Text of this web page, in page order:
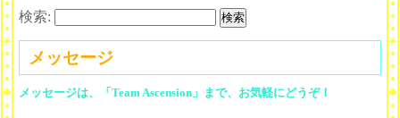
検索:
メッセージ
メッセージは、「Team Ascension」まで、お気軽にどうぞ！